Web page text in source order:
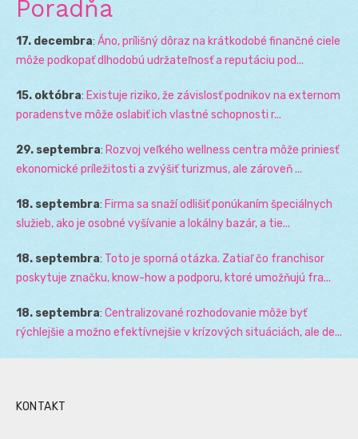
Poradňa
17. decembra: Áno, prílišný dôraz na krátkodobé finančné ciele
môže podkopať dlhodobú udržateľnosť a reputáciu pod...
15. októbra: Existuje riziko, že závislosť podnikov na externom
poradenstve môže oslabiť ich vlastné schopnosti r...
29. septembra: Rozvoj veľkého wellness centra môže priniesť
ekonomické príležitosti a zvýšiť turizmus, ale zároveň ...
18. septembra: Firma sa snaží odlišiť ponúkaním špeciálnych
služieb, ako je osobné vyšívanie a lokálny bazár, a tie...
18. septembra: Toto je sporná otázka. Zatiaľ čo franchisor
poskytuje značku, know-how a podporu, ktoré umožňujú fra...
18. septembra: Centralizované rozhodovanie môže byť
rýchlejšie a možno efektívnejšie v krízových situáciách, ale de...
KONTAKT